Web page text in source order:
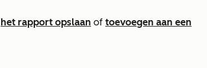
het rapport opslaan of toevoegen aan een